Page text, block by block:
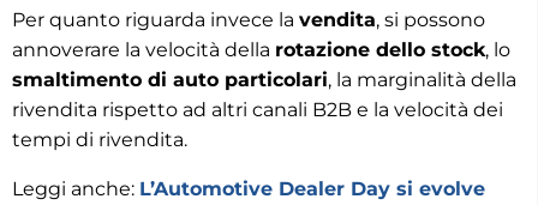
Per quanto riguarda invece la vendita, si possono
annoverare la velocità della rotazione dello stock, lo
smaltimento di auto particolari, la marginalità della
rivendita rispetto ad altri canali B2B e la velocità dei
tempi di rivendita.
Leggi anche: L’Automotive Dealer Day si evolve